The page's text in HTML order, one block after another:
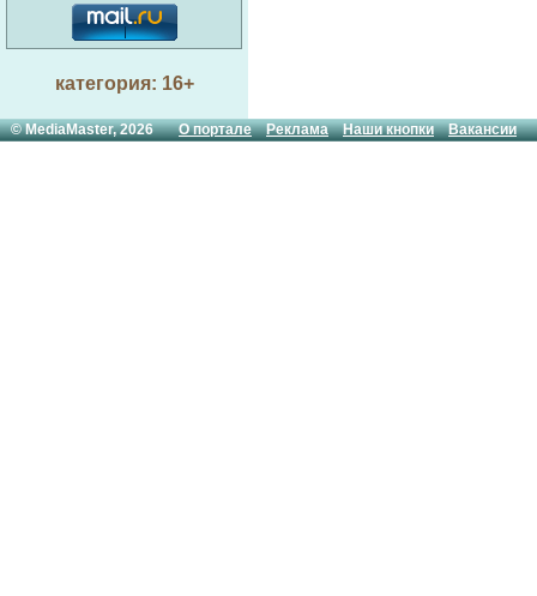
категория: 16+
© MediaMaster, 2026О портале Реклама Наши кнопки Вакансии